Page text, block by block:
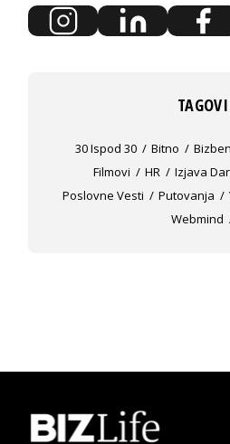
TAGOVI
30 Ispod 30 Bitno
Filmovi
HR Izjava
Poslovne Vesti
Putovanja
Webmind